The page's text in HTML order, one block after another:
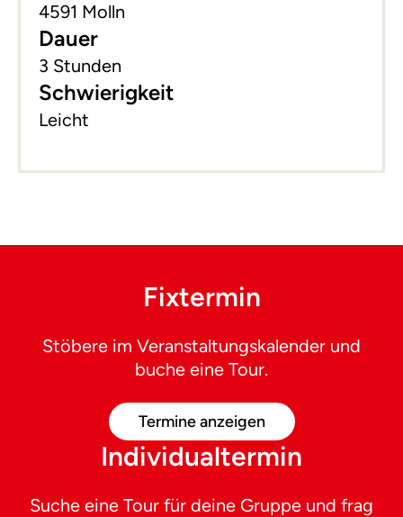
4591 Molln
Dauer
3 Stunden
Schwierigkeit
Leicht
Fixtermin
Stöbere im Veranstaltungskalender und
buche eine Tour.
Termine anzeigen
Individualtermin
Suche eine Tour für deine Gruppe und frag